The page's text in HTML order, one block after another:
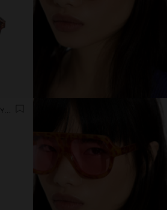
LUNETTES DE SOLEIL STYLE AVIATEUR